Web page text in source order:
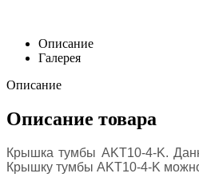
Описание
Галерея
Описание
Описание товара
Крышка тумбы AKT10-4-K.
Крышку тумбы AKT10-4-K